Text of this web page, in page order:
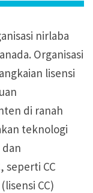
nirlaba
Organisasi
lisensi
di ranah
teknologi
seperti CC
CC)